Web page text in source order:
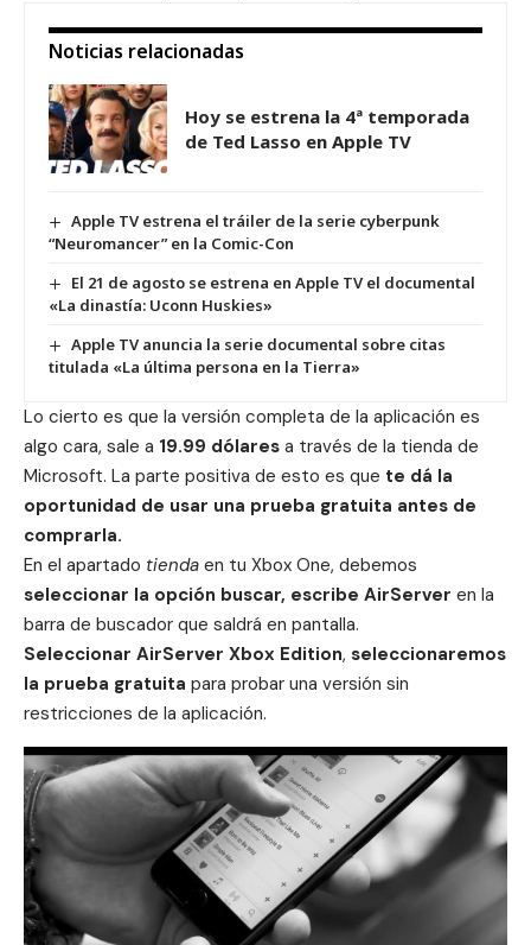
Noticias relacionadas
Hoy se estrena la 4ª temporada
de Ted Lasso en Apple TV
Apple TV estrena el tráiler de la serie cyberpunk
“Neuromancer” en la Comic-Con
El 21 de agosto se estrena en Apple TV el documental
«La dinastía: Uconn Huskies»
Apple TV anuncia la serie documental sobre citas
titulada «La última persona en la Tierra»
Lo cierto es que la versión completa de la aplicación es
algo cara, sale a 19.99 dólares a través de la tienda de
Microsoft. La parte positiva de esto es que te dá la
oportunidad de usar una prueba gratuita antes de
comprarla.
En el apartado tienda en tu Xbox One, debemos
seleccionar la opción buscar, escribe AirServer en la
barra de buscador que saldrá en pantalla.
Seleccionar AirServer Xbox Edition, seleccionaremos
la prueba gratuita para probar una versión sin
restricciones de la aplicación.